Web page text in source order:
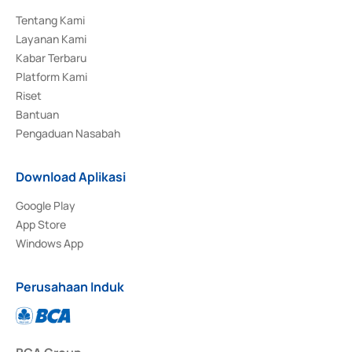
Tentang Kami
Layanan Kami
Kabar Terbaru
Platform Kami
Riset
Bantuan
Pengaduan Nasabah
Download Aplikasi
Google Play
App Store
Windows App
Perusahaan Induk